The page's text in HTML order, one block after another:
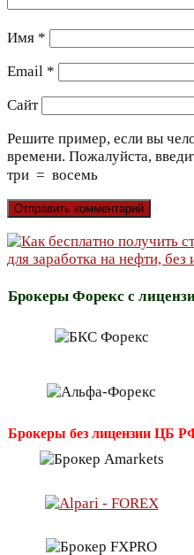
Имя *
Email *
Сайт
Решите пример, если вы
времени. Пожалуйста,
три = восемь
Брокеры Форекс с
Брокеры без лицензии ЦБ